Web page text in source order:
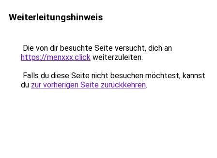
Weiterleitungshinweis
Die von dir besuchte Seite versucht, dich an
https://menxxx.click weiterzuleiten.
Falls du diese Seite nicht besuchen möchtest, kannst
du zur vorherigen Seite zurückkehren.